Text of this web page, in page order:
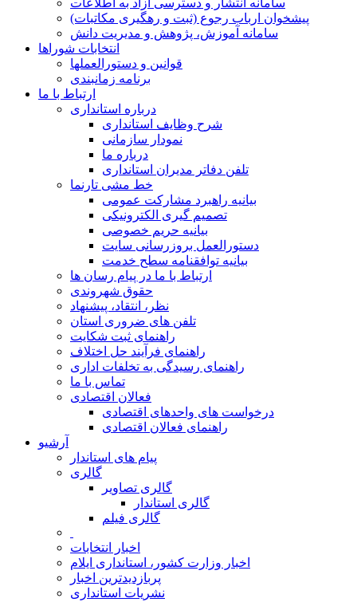
پیشخوان ارباب رجوع (ثبت و رهگیری مکاتبات)
سامانه آموزش، پژوهش و مدیریت دانش
انتخابات شوراها
قوانین و دستورالعملها
برنامه زمانبندی
ارتباط با ما
درباره استانداری
شرح وظایف استانداری
نمودار سازمانی
درباره ما
تلفن دفاتر مدیران استانداری
خط مشی تارنما
بیانیه راهبرد مشارکت عمومی
تصمیم گیری الکترونیکی
بیانیه حریم خصوصی
دستورالعمل بروزرسانی سایت
بیانیه توافقنامه سطح خدمت
ارتباط با ما در پیام رسان ها
حقوق شهروندی
نظر، انتقاد، پیشنهاد
تلفن های ضروری استان
راهنمای ثبت شکایت
راهنمای فرآیند حل اختلاف
راهنمای رسیدگی به تخلفات اداری
تماس با ما
فعالان اقتصادی
درخواست های واحدهای اقتصادی
راهنمای فعالان اقتصادی
آرشیو
پیام های استاندار
گالری
گالری تصاویر
گالری استاندار
گالری فیلم
اخبار انتخابات
اخبار وزارت کشور، استانداری ایلام
پربازدیدترین اخبار
نشریات استانداری